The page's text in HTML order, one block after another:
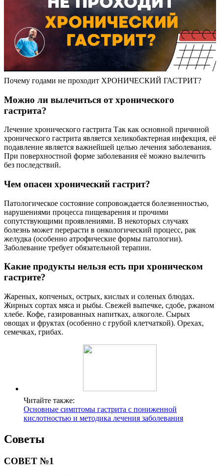
Почему годами не проходит ХРОНИЧЕСКИЙ ГАСТРИТ?
Можно ли вылечиться от хронического
гастрита?
Лечение хронического гастрита Так как основной причиной
хронического гастрита является хеликобактерная инфекция, её
подавление является важнейшей целью лечения заболевания.
При поверхностной форме заболевания её можно вылечить
без последствий.
Чем опасен хронический гастрит?
Патологическое состояние сопровождается болезненностью,
нарушениями процесса пищеварения и прочими
сопутствующими проявлениями. В некоторых случаях
болезнь может перерасти в онкологический процесс, рак
желудка (особенно атрофические формы патологии).
Заболевание требует обязательной терапии.
Какие продукты нельзя есть при хроническом
гастрите?
Жареных, копченых, острых, кислых и соленых блюдах.
Жирных сортах мяса и рыбы. Свежей выпечке, сдобе, ржаном
хлебе. Кофе, газированных напитках, алкоголе. Сырых
овощах и фруктах (особенно с грубой клетчаткой). Орехах,
семечках, грибах.
Читайте также:
Основные симптомы гастрита с пониженной
кислотностью и методика лечения заболевания
Советы
СОВЕТ №1